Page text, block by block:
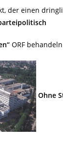
der einen
ORF
Ohne